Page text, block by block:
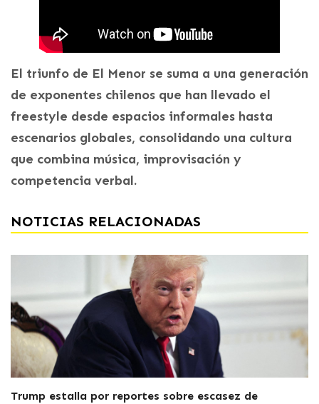
El triunfo de El Menor se suma a una generación
de exponentes chilenos que han llevado el
freestyle desde espacios informales hasta
escenarios globales, consolidando una cultura
que combina música, improvisación y
competencia verbal.
NOTICIAS RELACIONADAS
Trump estalla por reportes sobre escasez de